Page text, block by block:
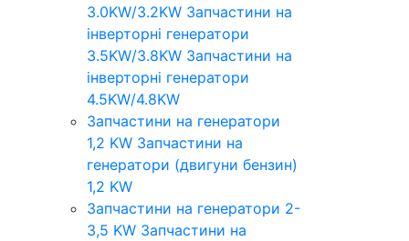
3.0KW/3.2KW Запчастини на
інверторні генератори
3.5KW/3.8KW Запчастини на
інверторні генератори
4.5KW/4.8KW
Запчастини на генератори
1,2 KW Запчастини на
генератори (двигуни бензин)
1,2 KW
Запчастини на генератори 2-
3,5 KW Запчастини на